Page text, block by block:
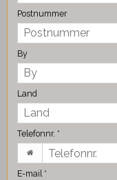
Postnummer
By
Land
Telefonnr. *
E-mail *